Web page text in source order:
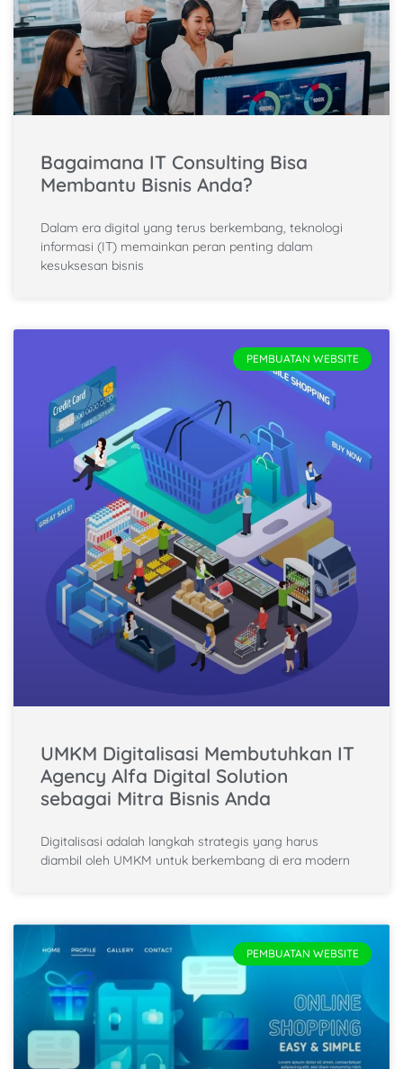
Bagaimana IT Consulting Bisa
Membantu Bisnis Anda?
Dalam era digital yang terus berkembang, teknologi
informasi (IT) memainkan peran penting dalam
kesuksesan bisnis
PEMBUATAN WEBSITE
UMKM Digitalisasi Membutuhkan IT
Agency Alfa Digital Solution
sebagai Mitra Bisnis Anda
Digitalisasi adalah langkah strategis yang harus
diambil oleh UMKM untuk berkembang di era modern
PEMBUATAN WEBSITE